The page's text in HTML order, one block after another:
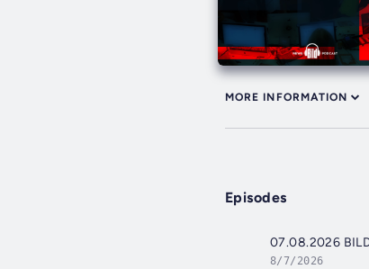
MORE INFORMATION
Episodes
07.08.2026
8/7/2026